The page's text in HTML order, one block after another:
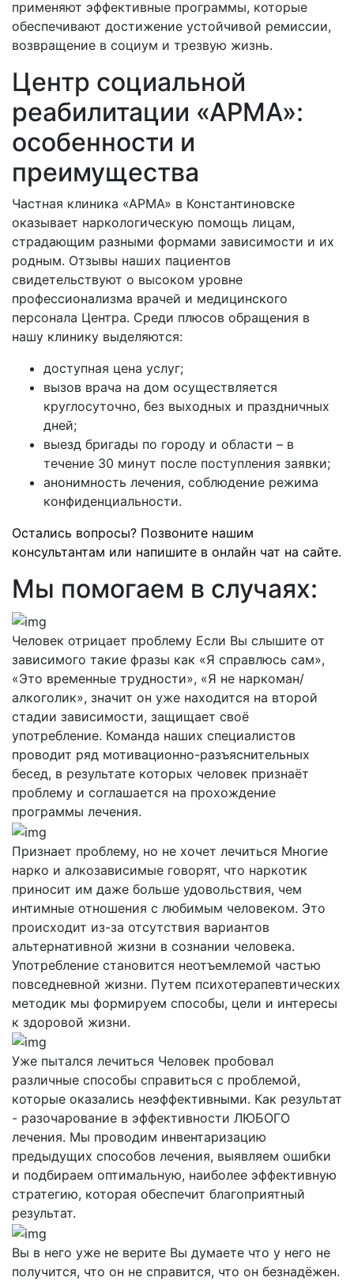
применяют эффективные программы, которые
обеспечивают достижение устойчивой ремиссии,
возвращение в социум и трезвую жизнь.
Центр социальной
реабилитации «АРМА»:
особенности и
преимущества
Частная клиника «АРМА» в Константиновске
оказывает наркологическую помощь лицам,
страдающим разными формами зависимости и их
родным. Отзывы наших пациентов
свидетельствуют о высоком уровне
профессионализма врачей и медицинского
персонала Центра. Среди плюсов обращения в
нашу клинику выделяются:
доступная цена услуг;
вызов врача на дом осуществляется
круглосуточно, без выходных и праздничных
дней;
выезд бригады по городу и области – в
течение 30 минут после поступления заявки;
анонимность лечения, соблюдение режима
конфиденциальности.
Остались вопросы? Позвоните нашим
консультантам или напишите в онлайн чат на сайте.
Мы помогаем в случаях:
Человек отрицает проблему Если Вы слышите от
зависимого такие фразы как «Я справлюсь сам»,
«Это временные трудности», «Я не наркоман/
алкоголик», значит он уже находится на второй
стадии зависимости, защищает своё
употребление. Команда наших специалистов
проводит ряд мотивационно-разъяснительных
бесед, в результате которых человек признаёт
проблему и соглашается на прохождение
программы лечения.
Признает проблему, но не хочет лечиться Многие
нарко и алкозависимые говорят, что наркотик
приносит им даже больше удовольствия, чем
интимные отношения с любимым человеком. Это
происходит из-за отсутствия вариантов
альтернативной жизни в сознании человека.
Употребление становится неотъемлемой частью
повседневной жизни. Путем психотерапевтических
методик мы формируем способы, цели и интересы
к здоровой жизни.
Уже пытался лечиться Человек пробовал
различные способы справиться с проблемой,
которые оказались неэффективными. Как результат
- разочарование в эффективности ЛЮБОГО
лечения. Мы проводим инвентаризацию
предыдущих способов лечения, выявляем ошибки
и подбираем оптимальную, наиболее эффективную
стратегию, которая обеспечит благоприятный
результат.
Вы в него уже не верите Вы думаете что у него не
получится, что он не справится, что он безнадёжен.